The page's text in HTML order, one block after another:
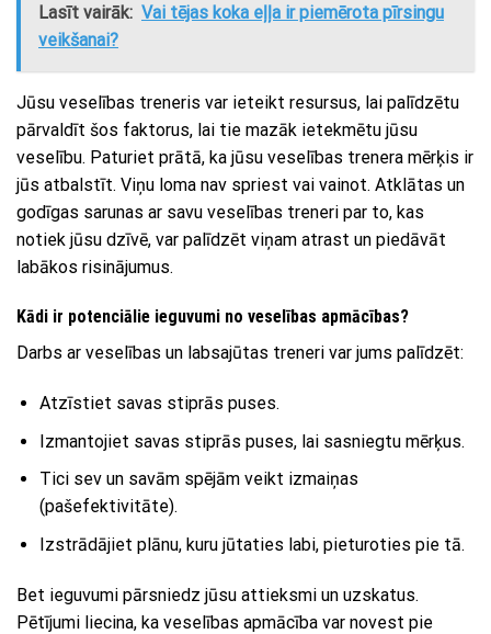
Lasīt vairāk: Vai tējas koka eļļa ir piemērota pīrsingu
veikšanai?
Jūsu veselības treneris var ieteikt resursus, lai palīdzētu
pārvaldīt šos faktorus, lai tie mazāk ietekmētu jūsu
veselību. Paturiet prātā, ka jūsu veselības trenera mērķis ir
jūs atbalstīt. Viņu loma nav spriest vai vainot. Atklātas un
godīgas sarunas ar savu veselības treneri par to, kas
notiek jūsu dzīvē, var palīdzēt viņam atrast un piedāvāt
labākos risinājumus.
Kādi ir potenciālie ieguvumi no veselības apmācības?
Darbs ar veselības un labsajūtas treneri var jums palīdzēt:
Atzīstiet savas stiprās puses.
Izmantojiet savas stiprās puses, lai sasniegtu mērķus.
Tici sev un savām spējām veikt izmaiņas
(pašefektivitāte).
Izstrādājiet plānu, kuru jūtaties labi, pieturoties pie tā.
Bet ieguvumi pārsniedz jūsu attieksmi un uzskatus.
Pētījumi liecina, ka veselības apmācība var novest pie